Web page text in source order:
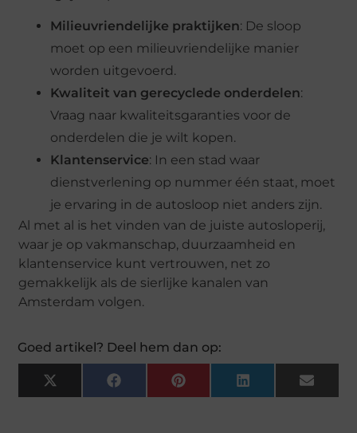
Milieuvriendelijke praktijken: De sloop
moet op een milieuvriendelijke manier
worden uitgevoerd.
Kwaliteit van gerecyclede onderdelen:
Vraag naar kwaliteitsgaranties voor de
onderdelen die je wilt kopen.
Klantenservice: In een stad waar
dienstverlening op nummer één staat, moet
je ervaring in de autosloop niet anders zijn.
Al met al is het vinden van de juiste autosloperij,
waar je op vakmanschap, duurzaamheid en
klantenservice kunt vertrouwen, net zo
gemakkelijk als de sierlijke kanalen van
Amsterdam volgen.
Goed artikel? Deel hem dan op:
X
(Twitter)
FacebookPinterestLinkedInEmail